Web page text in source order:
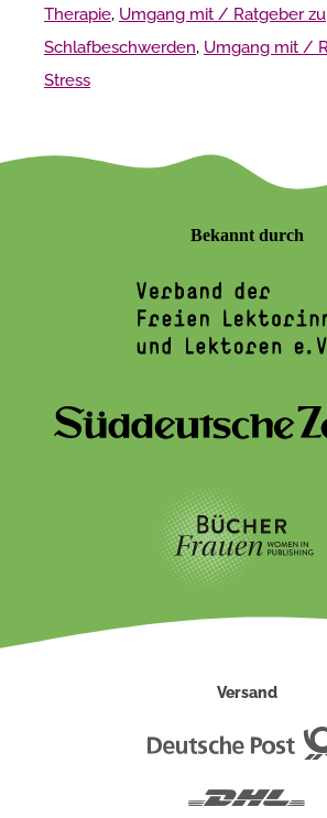
Therapie, Umgang mit / Ratgeber zu
Schlafbeschwerden, Umgang mit /
Stress
Bekannt durch
Versand